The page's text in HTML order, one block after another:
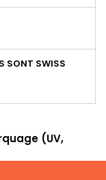
SONT SWISS
(UV,